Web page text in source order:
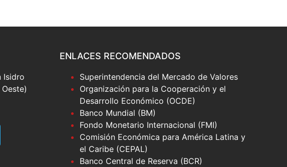
Isidro
ENLACES RECOMENDADOS
Superintendencia del Mercado de Valores
Organización para la Cooperación y el
Desarrollo Económico (OCDE)
Banco Mundial (BM)
Fondo Monetario Internacional (FMI)
Comisión Económica para América Latina y
el Caribe (CEPAL)
Banco Central de Reserva (BCR)